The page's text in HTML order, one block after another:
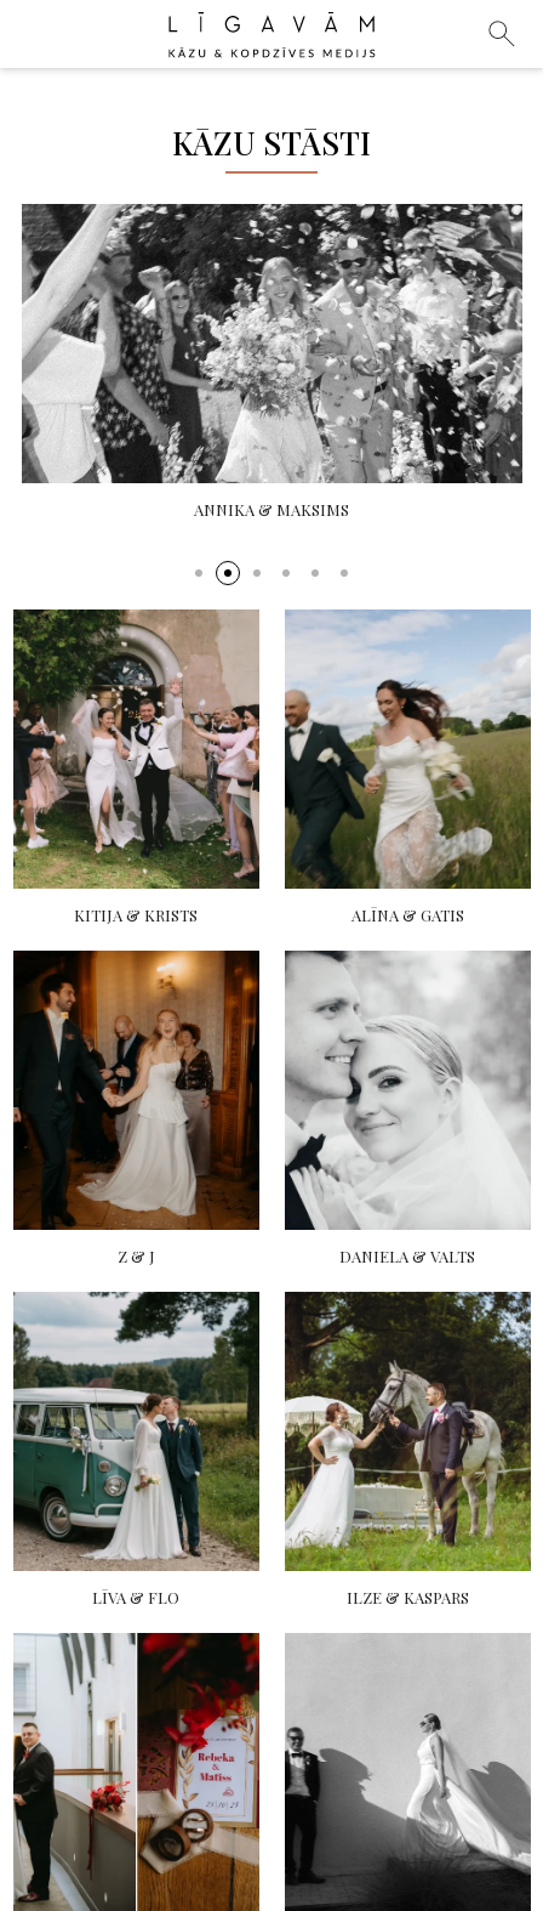
KĀZU STĀSTI
ANNIKA & MAKSIMS
KITIJA & KRISTS ALĪNA & GATIS
Z & J DANIELA & VALTS
LĪVA & FLO ILZE & KASPARS